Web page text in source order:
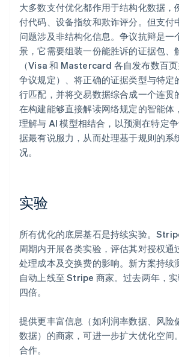
大多数支付优化都作用于结构化数据，
付代码、设备指纹和欺诈评分。但支付
问题涉及非结构化信息。争议抗辩是一
景，它需要组装一份能胜诉的证据包、
（Visa 和 Mastercard 各自发布数百
争议规定）、将正确的证据类型与特定
行匹配，并将交易数据综合成一个连
在构建能够直接解读网络规定的智能体
理解与 AI 模型相结合，以预测在特定
据最有说服力，从而处理基于规则的系
况。
实验
所有优化的底层基石是持续实验。
周期内开展各类实验，评估其对授权通
处理成本及交换费的影响。新方案持续
自动上线至 Stripe 商家。过去两年，
四倍。
提供更丰富信息（如利润率数据、风险
数据）的商家，可进一步扩大优化空间。
合作。
NederlandsFrançaisDeutschEnglish
波兰
English
丹麦
English
德国
Deutsch English
法国
Français English
芬兰
EnglishSvenska
荷兰
English
拉脱维亚
English
立陶宛
English
Deutsch
FrançaisDeutschEnglish
罗马尼亚
English